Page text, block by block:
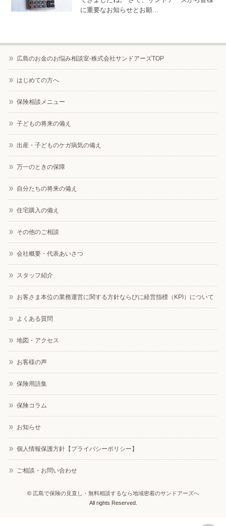
に重要なお知らせとお願...
広島のお金のお悩み相談室-株式会社サンドアーズTOP
はじめての方へ
保険相談メニュー
子どもの将来の備え
出産・子どものケガ病気の備え
万一のときの保障
自分たちの将来の備え
住宅購入の備え
その他のご相談
会社概要・代表あいさつ
スタッフ紹介
お客さま本位の業務運営に関する方針ならびに経営指標（KPI）について
よくある質問
地図・アクセス
お客様の声
保険用語集
保険コラム
お知らせ
個人情報保護方針【プライバシーポリシー】
ご相談・お問い合わせ
© 広島で保険の見直し・無料相談するなら地域密着のサンドアーズへ
All rights Reserved.